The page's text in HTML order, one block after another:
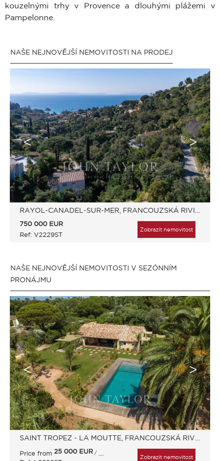
kouzelnými trhy v Provence a dlouhými plážemi v
Pampelonne.
NAŠE NEJNOVĚJŠÍ NEMOVITOSTI NA PRODEJ
750 000 EUR
Ref: V2229ST
Zobrazit nemovitost
NAŠE NEJNOVĚJŠÍ NEMOVITOSTI V SEZÓNNÍM
PRONÁJMU
Price from 25 000 EUR / Week
Zobrazit nemovitost